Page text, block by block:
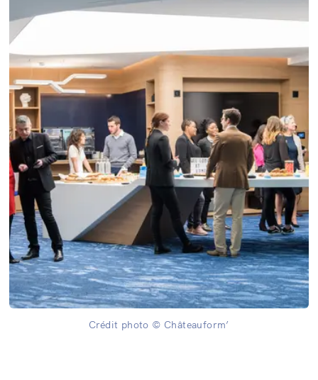
Crédit photo © Châteauform’